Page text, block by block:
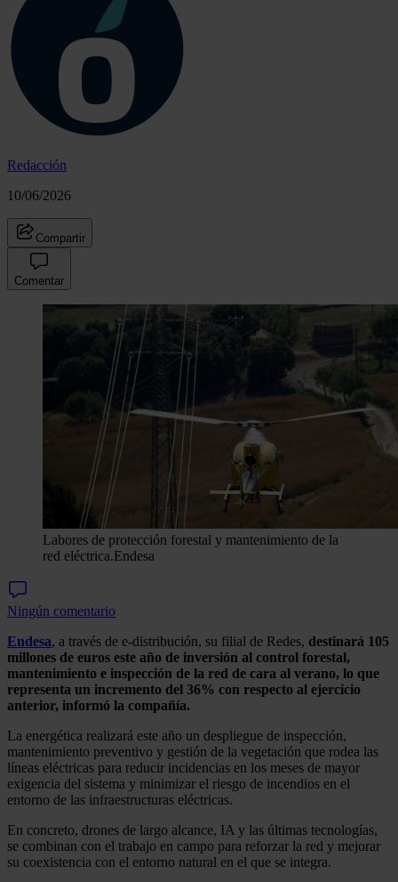
Redacción
10/06/2026
Compartir
Comentar
Labores de protección forestal y mantenimiento de la
red eléctrica.Endesa
Ningún comentario
Endesa, a través de e-distribución, su filial de Redes, destinará 105
millones de euros este año de inversión al control forestal,
mantenimiento e inspección de la red de cara al verano, lo que
representa un incremento del 36% con respecto al ejercicio
anterior, informó la compañía.
La energética realizará este año un despliegue de inspección,
mantenimiento preventivo y gestión de la vegetación que rodea las
líneas eléctricas para reducir incidencias en los meses de mayor
exigencia del sistema y minimizar el riesgo de incendios en el
entorno de las infraestructuras eléctricas.
En concreto, drones de largo alcance, IA y las últimas tecnologías,
se combinan con el trabajo en campo para reforzar la red y mejorar
su coexistencia con el entorno natural en el que se integra.